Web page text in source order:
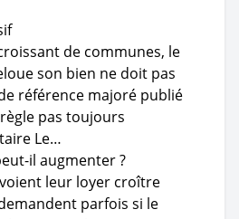
de communes, le
son bien ne doit pas
référence majoré publié
pas toujours
Le…
il augmenter ?
leur loyer croître
parfois si le